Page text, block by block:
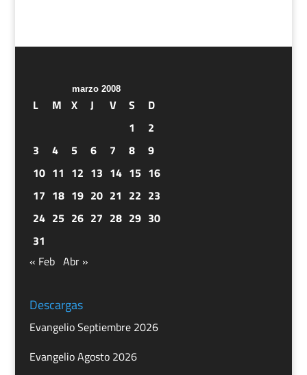
marzo 2008
L M X J V S
D
1
2
3
4 5 6 7 8
9
10 11 12 13 14 15 16
17 18 19 20 21 22 23
24 25 26 27 28 29 30
31
« Feb Abr »
Descargas
Evangelio Septiembre 2026
Evangelio Agosto 2026